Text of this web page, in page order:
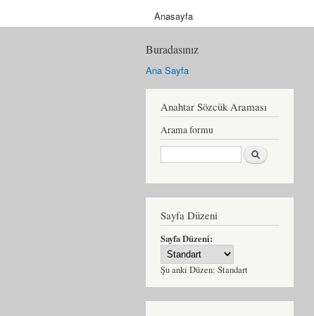
Anasayfa
Buradasınız
Ana Sayfa
Anahtar Sözcük Araması
Arama formu
Ara
Sayfa Düzeni
Sayfa Düzeni:
Şu anki Düzen: Standart